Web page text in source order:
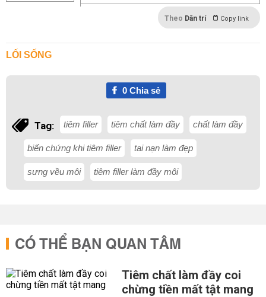
Theo Dân trí Copy link
LỐI SỐNG
0Chia sẻ
Tag: tiêm filler tiêm chất làm đầy chất làm đầy
biến chứng khi tiêm filler tai nạn làm đẹp
sưng vều môi tiêm filler làm đầy môi
CÓ THỂ BẠN QUAN TÂM
Tiêm chất làm đầy coi
chừng tiền mất tật mang